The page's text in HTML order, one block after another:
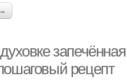
рецепт